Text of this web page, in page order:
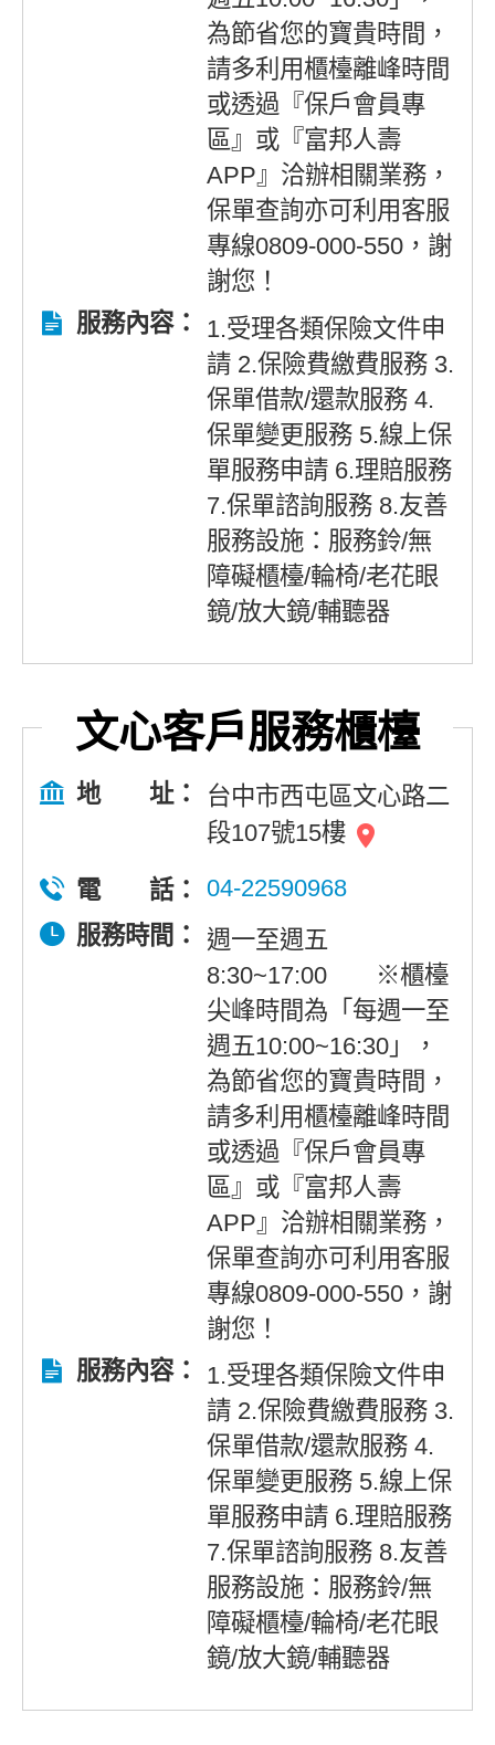
為節省您的寶貴時間，
請多利用櫃檯離峰時間
或透過『保戶會員專
區』或『富邦人壽
APP』洽辦相關業務，
保單查詢亦可利用客服
專線0809-000-550，謝
謝您！
服務內容：
1.受理各類保險文件申
請 2.保險費繳費服務 3.
保單借款/還款服務 4.
保單變更服務 5.線上保
單服務申請 6.理賠服務
7.保單諮詢服務 8.友善
服務設施：服務鈴/無
障礙櫃檯/輪椅/老花眼
鏡/放大鏡/輔聽器
文心客戶服務櫃檯
地 址：
台中市西屯區文心路二
段107號15樓
電 話：
04-22590968
服務時間：
週一至週五
8:30~17:00 ※櫃檯
尖峰時間為「每週一至
週五10:00~16:30」，
為節省您的寶貴時間，
請多利用櫃檯離峰時間
或透過『保戶會員專
區』或『富邦人壽
APP』洽辦相關業務，
保單查詢亦可利用客服
專線0809-000-550，謝
謝您！
服務內容：
1.受理各類保險文件申
請 2.保險費繳費服務 3.
保單借款/還款服務 4.
保單變更服務 5.線上保
單服務申請 6.理賠服務
7.保單諮詢服務 8.友善
服務設施：服務鈴/無
障礙櫃檯/輪椅/老花眼
鏡/放大鏡/輔聽器